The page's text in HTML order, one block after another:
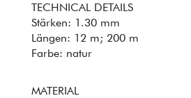
TECHNICAL DETAILS
Stärken: 1.30 mm
Längen: 12 m; 200 m
Farbe: natur
MATERIAL